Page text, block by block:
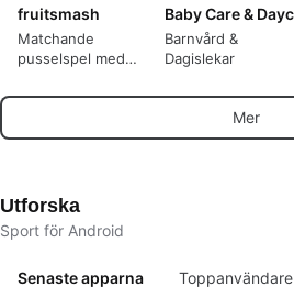
fruitsmash
Matchande
pusselspel med
Barnvård &
Dagislekar
Mer
Utforska
Sport för Android
Senaste apparna Toppanvändare